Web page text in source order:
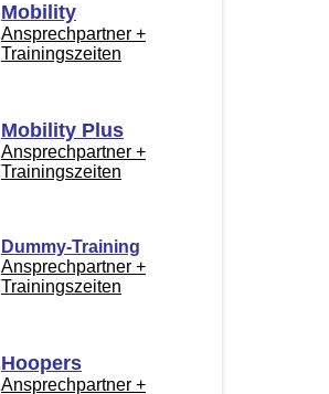
Mobility
Ansprechpartner +
Trainingszeiten
Mobility Plus
Ansprechpartner +
Trainingszeiten
Dummy-Training
Ansprechpartner +
Trainingszeiten
Hoopers
Ansprechpartner +